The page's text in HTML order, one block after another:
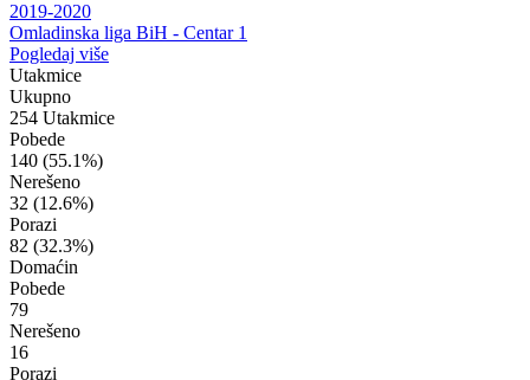
2019-2020
Omladinska liga BiH - Centar 1
Pogledaj više
Utakmice
Ukupno
254 Utakmice
Pobede
140 (55.1%)
Nerešeno
32 (12.6%)
Porazi
82 (32.3%)
Domaćin
Pobede
79
Nerešeno
16
Porazi